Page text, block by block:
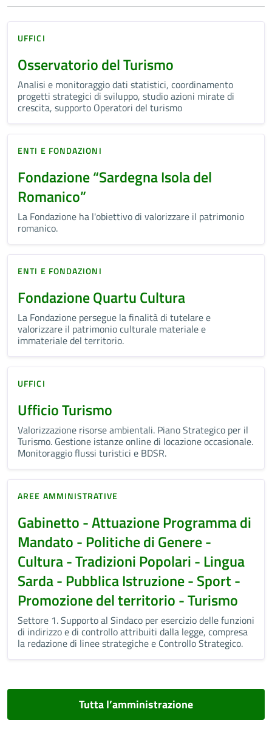
UFFICI
Osservatorio del Turismo
Analisi e monitoraggio dati statistici, coordinamento
progetti strategici di sviluppo, studio azioni mirate di
crescita, supporto Operatori del turismo
ENTI E FONDAZIONI
Fondazione “Sardegna Isola del
Romanico”
La Fondazione ha l'obiettivo di valorizzare il patrimonio
romanico.
ENTI E FONDAZIONI
Fondazione Quartu Cultura
La Fondazione persegue la finalità di tutelare e
valorizzare il patrimonio culturale materiale e
immateriale del territorio.
UFFICI
Ufficio Turismo
Valorizzazione risorse ambientali. Piano Strategico per il
Turismo. Gestione istanze online di locazione occasionale.
Monitoraggio flussi turistici e BDSR.
AREE AMMINISTRATIVE
Gabinetto - Attuazione Programma di
Mandato - Politiche di Genere -
Cultura - Tradizioni Popolari - Lingua
Sarda - Pubblica Istruzione - Sport -
Promozione del territorio - Turismo
Settore 1. Supporto al Sindaco per esercizio delle funzioni
di indirizzo e di controllo attribuiti dalla legge, compresa
la redazione di linee strategiche e Controllo Strategico.
Tutta l’amministrazione